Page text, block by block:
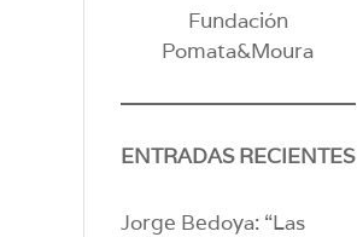
Fundación
Pomata&Moura
ENTRADAS RECIENTES
Jorge Bedoya: “Las